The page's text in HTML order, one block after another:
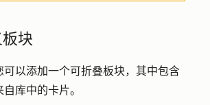
块
可以添加一个可折叠板块，其中包含
库中的卡片。